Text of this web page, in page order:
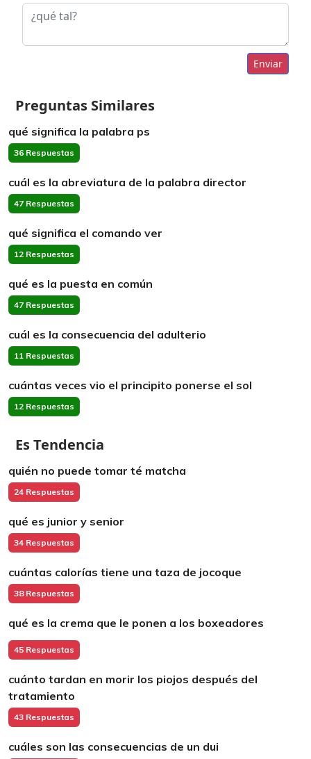
Enviar
Preguntas Similares
qué significa la palabra ps
36 Respuestas
cuál es la abreviatura de la palabra director
47 Respuestas
qué significa el comando ver
12 Respuestas
qué es la puesta en común
47 Respuestas
cuál es la consecuencia del adulterio
11 Respuestas
cuántas veces vio el principito ponerse el sol
12 Respuestas
Es Tendencia
quién no puede tomar té matcha
24 Respuestas
qué es junior y senior
34 Respuestas
cuántas calorías tiene una taza de jocoque
38 Respuestas
qué es la crema que le ponen a los boxeadores
45 Respuestas
cuánto tardan en morir los piojos después del
tratamiento
43 Respuestas
cuáles son las consecuencias de un dui